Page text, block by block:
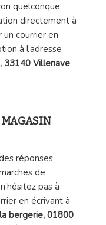
quelconque,
directement à
un courrier en
à l’adresse
33140 Villenave
réponses
de
pas à
en écrivant à
bergerie, 01800